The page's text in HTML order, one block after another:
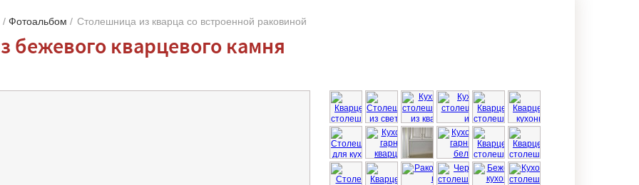
/ Фотоальбом / Столешница из кварца со встроенной раковиной
бежевого кварцевого камня